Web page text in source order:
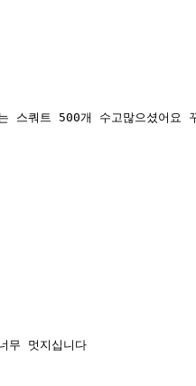
스쿼트 500개 수고많으셨어요
무 멋지십니다